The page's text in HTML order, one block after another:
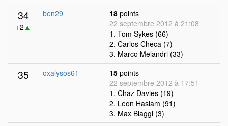
34
+2 ▲
ben29 18 points
22 septembre 2012 à 21:08
1. Tom Sykes (66)
2. Carlos Checa (7)
3. Marco Melandri (33)
35 oxalysos61 15 points
22 septembre 2012 à 17:51
1. Chaz Davies (19)
2. Leon Haslam (91)
3. Max Biaggi (3)